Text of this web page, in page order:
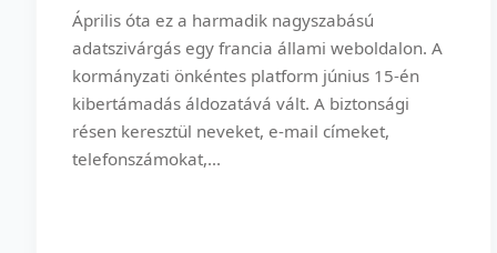
Április óta ez a harmadik nagyszabású
adatszivárgás egy francia állami weboldalon. A
kormányzati önkéntes platform június 15-én
kibertámadás áldozatává vált. A biztonsági
résen keresztül neveket, e-mail címeket,
telefonszámokat,...